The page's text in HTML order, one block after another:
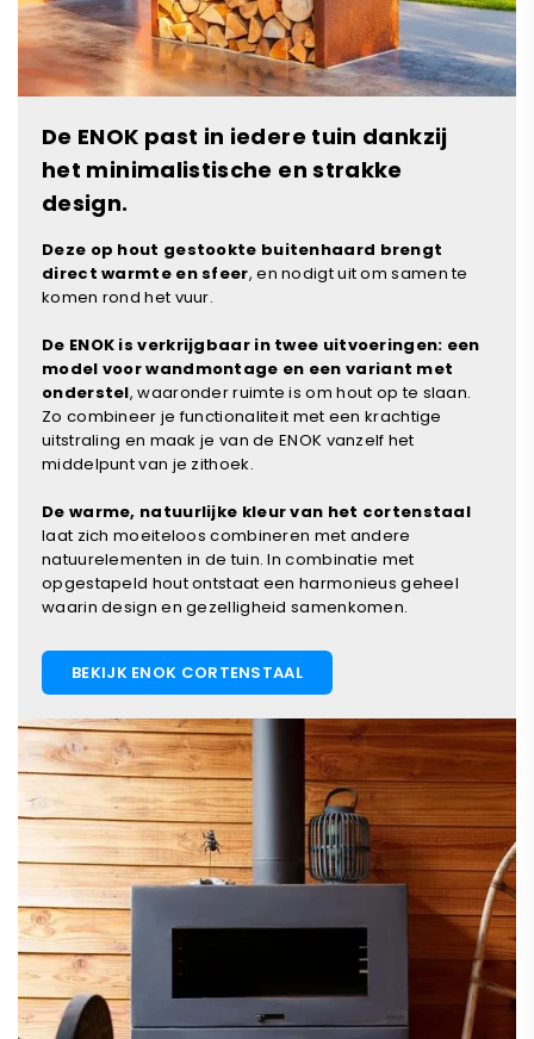
De ENOK past in iedere tuin dankzij
het minimalistische en strakke
design.
Deze op hout gestookte buitenhaard brengt
direct warmte en sfeer, en nodigt uit om samen te
komen rond het vuur.
De ENOK is verkrijgbaar in twee uitvoeringen: een
model voor wandmontage en een variant met
onderstel, waaronder ruimte is om hout op te slaan.
Zo combineer je functionaliteit met een krachtige
uitstraling en maak je van de ENOK vanzelf het
middelpunt van je zithoek.
De warme, natuurlijke kleur van het cortenstaal
laat zich moeiteloos combineren met andere
natuurelementen in de tuin. In combinatie met
opgestapeld hout ontstaat een harmonieus geheel
waarin design en gezelligheid samenkomen.
BEKIJK ENOK CORTENSTAAL